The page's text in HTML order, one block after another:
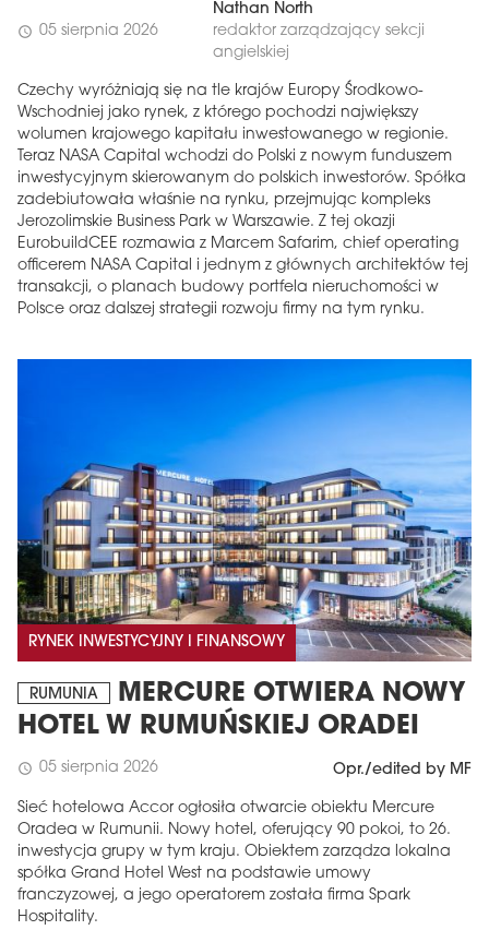
schedule 05 sierpnia 2026
Nathan North
redaktor zarządzający sekcji
angielskiej
Czechy wyróżniają się na tle krajów Europy Środkowo-
Wschodniej jako rynek, z którego pochodzi największy
wolumen krajowego kapitału inwestowanego w regionie.
Teraz NASA Capital wchodzi do Polski z nowym funduszem
inwestycyjnym skierowanym do polskich inwestorów. Spółka
zadebiutowała właśnie na rynku, przejmując kompleks
Jerozolimskie Business Park w Warszawie. Z tej okazji
EurobuildCEE rozmawia z Marcem Safarim, chief operating
officerem NASA Capital i jednym z głównych architektów tej
transakcji, o planach budowy portfela nieruchomości w
Polsce oraz dalszej strategii rozwoju firmy na tym rynku.
RYNEK INWESTYCYJNY I FINANSOWY
RUMUNIA
MERCURE OTWIERA NOWY
HOTEL W RUMUŃSKIEJ ORADEI
schedule 05 sierpnia 2026 Opr./edited by MF
Sieć hotelowa Accor ogłosiła otwarcie obiektu Mercure
Oradea w Rumunii. Nowy hotel, oferujący 90 pokoi, to 26.
inwestycja grupy w tym kraju. Obiektem zarządza lokalna
spółka Grand Hotel West na podstawie umowy
franczyzowej, a jego operatorem została firma Spark
Hospitality.